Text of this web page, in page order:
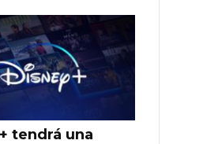
tendrá una